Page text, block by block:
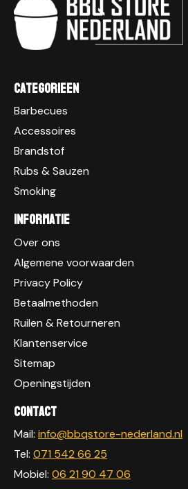
Categorieen
Barbecues
Accessoires
Brandstof
Rubs & Sauzen
Smoking
Informatie
Over ons
Algemene voorwaarden
Privacy Policy
Betaalmethoden
Ruilen & Retourneren
Klantenservice
Sitemap
Openingstijden
Contact
Mail: info@bbqstore-nederland.nl
Tel: 071 542 66 25
Mobiel: 06 21 90 47 06